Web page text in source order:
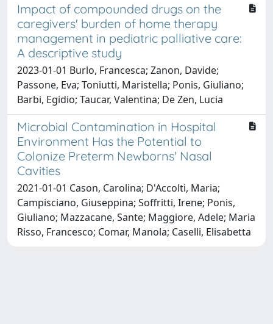
Impact of compounded drugs on the
caregivers' burden of home therapy
management in pediatric palliative care:
A descriptive study
2023-01-01 Burlo, Francesca; Zanon, Davide;
Passone, Eva; Toniutti, Maristella; Ponis, Giuliano;
Barbi, Egidio; Taucar, Valentina; De Zen, Lucia
Microbial Contamination in Hospital
Environment Has the Potential to
Colonize Preterm Newborns' Nasal
Cavities
2021-01-01 Cason, Carolina; D'Accolti, Maria;
Campisciano, Giuseppina; Soffritti, Irene; Ponis,
Giuliano; Mazzacane, Sante; Maggiore, Adele; Maria
Risso, Francesco; Comar, Manola; Caselli, Elisabetta